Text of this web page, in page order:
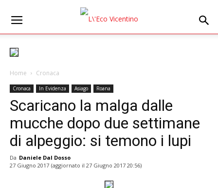
Home Cronaca
Cronaca In Evidenza Asiago Roana
Scaricano la malga dalle
mucche dopo due settimane
di alpeggio: si temono i lupi
Da Daniele Dal Dosso
27 Giugno 2017 (aggiornato il 27 Giugno 2017 20:56)